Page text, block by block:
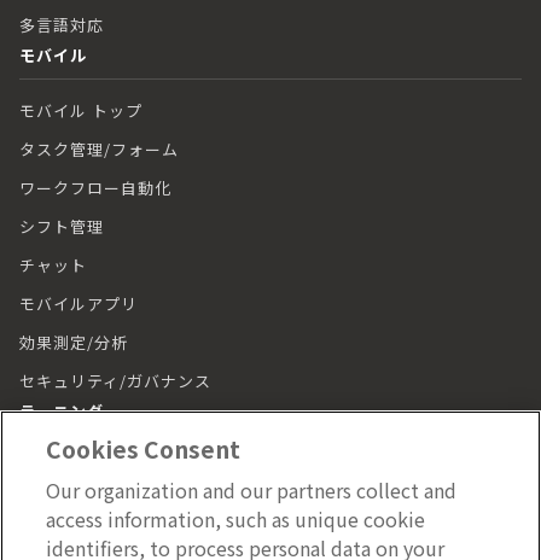
多言語対応
モバイル
モバイル トップ
タスク管理/フォーム
ワークフロー自動化
シフト管理
チャット
モバイルアプリ
効果測定/分析
セキュリティ/ガバナンス
ラーニング
ラーニング トップ
動画（LumApps Play）
従業員ジャーニー
Cookies Consent
Our organization and our partners collect and
access information, such as unique cookie
identifiers, to process personal data on your